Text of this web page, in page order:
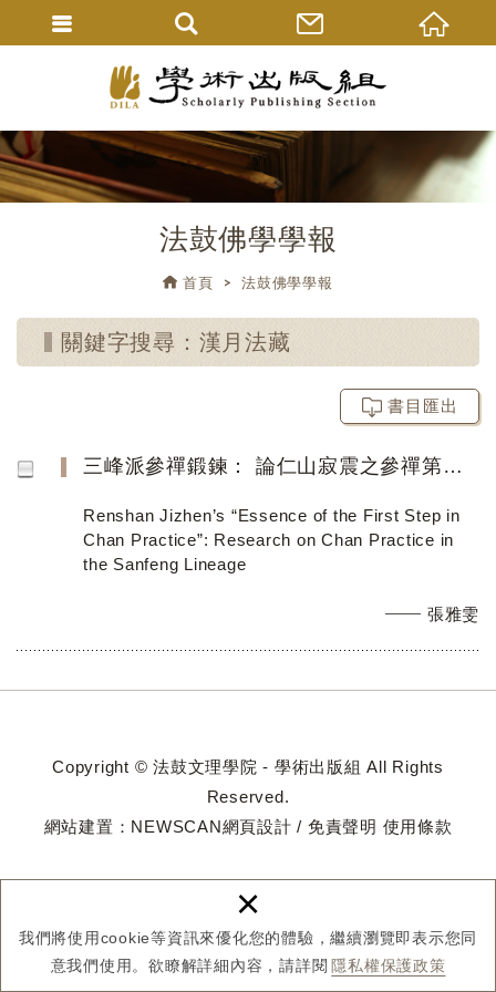
我們將使用cookie等資訊來優化您的體驗，繼續瀏覽即表示您同
意我們使用。欲瞭解詳細內容，請詳閱 隱私權保護政策
×
法鼓佛學學報
首頁 法鼓佛學學報
關鍵字搜尋：漢月法藏
書目匯出
三峰派參禪鍛鍊： 論仁山寂震之參禪第一步要訣
Renshan Jizhen’s “Essence of the First Step in
Chan Practice”: Research on Chan Practice in
the Sanfeng Lineage
張雅雯
Copyright © 法鼓文理學院 - 學術出版組 All Rights
Reserved.
網站建置： NEWSCAN網頁設計 / 免責聲明 使用條款